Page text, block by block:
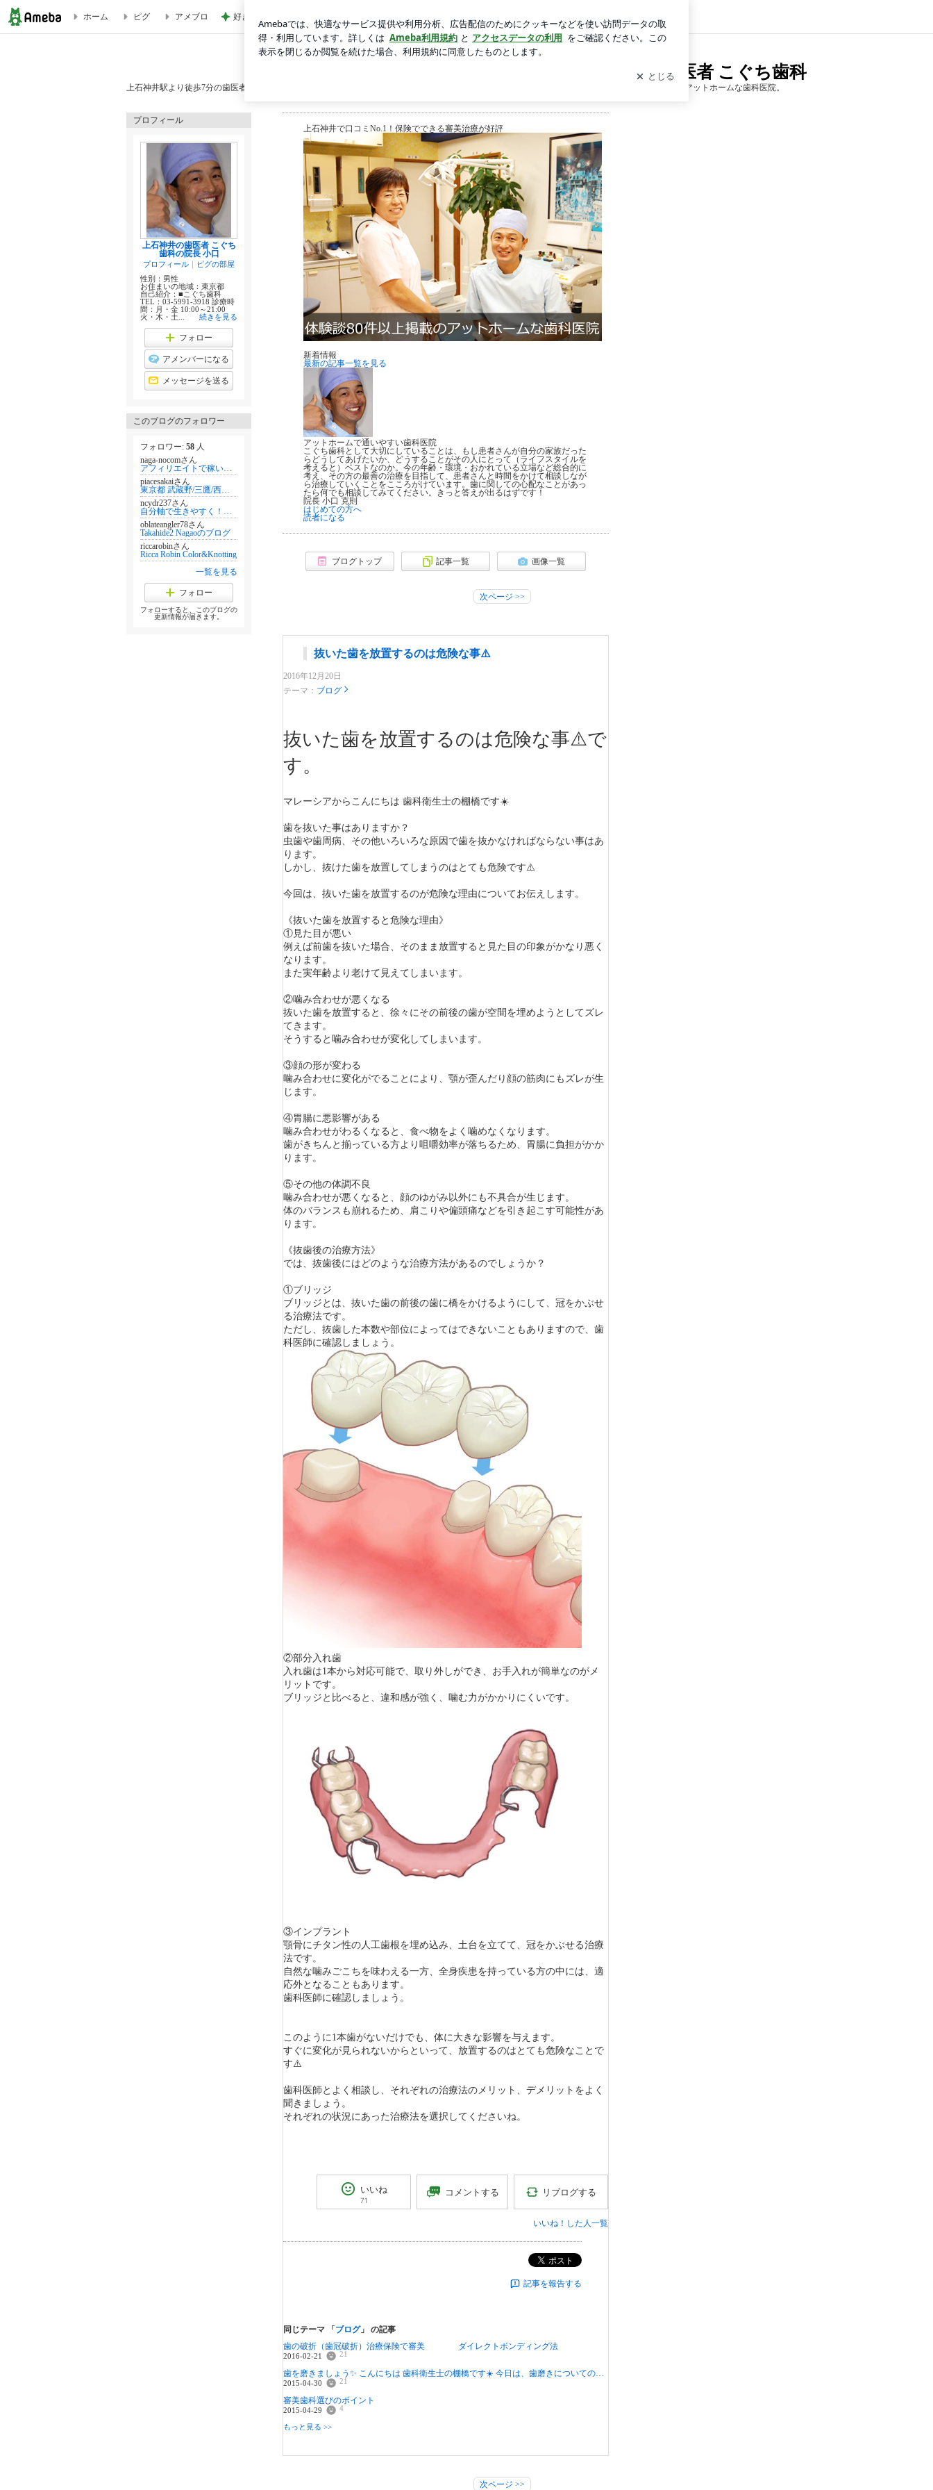
上石神井の保険でできる審美治療が好評の歯医者 こぐち歯科
ホーム ピグ アメブロ 好きすぎるお茶と甘過ぎないタルト
上石神井の保険でできる審美治療が好評の歯医者 こぐち歯科
上石神井駅より徒歩7分の歯医者 こぐち歯科。練馬区 上石神井でクチコミNo.1の歯科医院。保険でできる審美治療が好評です。体験談80件以上掲載のアットホームな歯科医院。
上石神井で口コミNo.1！保険でできる審美治療が好評
新着情報
最新の記事一覧を見る
アットホームで通いやすい歯科医院
こぐち歯科として大切にしていることは、もし患者さんが自分の家族だった
らどうしてあげたいか、どうすることがその人にとって（ライフスタイルを
考えると）ベストなのか。今の年齢・環境・おかれている立場など総合的に
考え、その方の最善の治療を目指して、患者さんと時間をかけて相談しなが
ら治療していくことをこころがけています。歯に関しての心配なことがあっ
たら何でも相談してみてください。きっと答えが出るはずです！
院長 小口 克則
はじめての方へ
読者になる
ブログトップ 記事一覧 画像一覧
次ページ >>
抜いた歯を放置するのは危険な事⚠️
2016年12月20日
テーマ： ブログ
抜いた歯を放置するのは危険な事⚠️で
す。
マレーシアからこんにちは 歯科衛生士の棚橋です☀️
歯を抜いた事はありますか？
虫歯や歯周病、その他いろいろな原因で歯を抜かなければならない事はあ
ります。
しかし、抜けた歯を放置してしまうのはとても危険です⚠️
今回は、抜いた歯を放置するのが危険な理由についてお伝えします。
《抜いた歯を放置すると危険な理由》
①見た目が悪い
例えば前歯を抜いた場合、そのまま放置すると見た目の印象がかなり悪く
なります。
また実年齢より老けて見えてしまいます。
②噛み合わせが悪くなる
抜いた歯を放置すると、徐々にその前後の歯が空間を埋めようとしてズレ
てきます。
そうすると噛み合わせが変化してしまいます。
③顔の形が変わる
噛み合わせに変化がでることにより、顎が歪んだり顔の筋肉にもズレが生
じます。
④胃腸に悪影響がある
噛み合わせがわるくなると、食べ物をよく噛めなくなります。
歯がきちんと揃っている方より咀嚼効率が落ちるため、胃腸に負担がかか
ります。
⑤その他の体調不良
噛み合わせが悪くなると、顔のゆがみ以外にも不具合が生じます。
体のバランスも崩れるため、肩こりや偏頭痛などを引き起こす可能性があ
ります。
《抜歯後の治療方法》
では、抜歯後にはどのような治療方法があるのでしょうか？
①ブリッジ
ブリッジとは、抜いた歯の前後の歯に橋をかけるようにして、冠をかぶせ
る治療法です。
ただし、抜歯した本数や部位によってはできないこともありますので、歯
科医師に確認しましょう。
②部分入れ歯
入れ歯は1本から対応可能で、取り外しができ、お手入れが簡単なのがメ
リットです。
ブリッジと比べると、違和感が強く、噛む力がかかりにくいです。
③インプラント
顎骨にチタン性の人工歯根を埋め込み、土台を立てて、冠をかぶせる治療
法です。
自然な噛みごこちを味わえる一方、全身疾患を持っている方の中には、適
応外となることもあります。
歯科医師に確認しましょう。
このように1本歯がないだけでも、体に大きな影響を与えます。
すぐに変化が見られないからといって、放置するのはとても危険なことで
す⚠️
歯科医師とよく相談し、それぞれの治療法のメリット、デメリットをよく
聞きましょう。
それぞれの状況にあった治療法を選択してくださいね。
いいね
71
コメントする リブログする
いいね！した人一覧
ポスト
記事を報告する
同じテーマ 「 ブログ」 の記事
歯の破折（歯冠破折）治療保険で審美 ダイレクトボンディング法
2016-02-21 21
歯を磨きましょう✨ こんにちは 歯科衛生士の棚橋です☀️ 今日は、歯磨きについてのお話です。
2015-04-30 21
審美歯科選びのポイント
2015-04-29 4
もっと見る >>
次ページ >>
プロフィール
上石神井の歯医者 こぐち
歯科の院長 小口
プロフィール ｜ ピグの部屋
性別： 男性
お住まいの地域： 東京都
自己紹介：■こぐち歯科
TEL：03-5991-3918 診療時
間：月・金 10:00～21:00
火・木・土...
続きを見る
フォロー
アメンバーになる
メッセージを送る
このブログのフォロワー
フォロワー: 58 人
naga-nocomさん
アフィリエイトで稼いで会社を辞めて自由を手に入れたナガーノの超実践的アフィリエイト講座
piacesakaiさん
東京都 武蔵野/三鷹/西東京/小金井エリア リトミック・ピアノ音楽教室ピアーチェ
ncydr237さん
自分軸で生きやすく！最短90日で思考変換！幸せを呼び込むプラス思考で諦めていた人生をリスタート‼/思考改善ナビゲーター若本ゆきえ
oblateangler78さん
Takahide2 Nagaoのブログ
riccarobinさん
Ricca Robin Color&Knotting
一覧を見る
フォロー
フォローすると、このブログの
更新情報が届きます。